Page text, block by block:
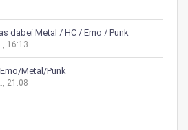
dabei Metal / HC / Emo / Punk
16:13
Metal/Punk
21:08